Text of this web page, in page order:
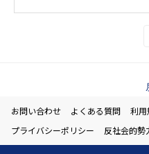
お問い合わせ よくある質問 利用
プライバシーポリシー
反社会的勢